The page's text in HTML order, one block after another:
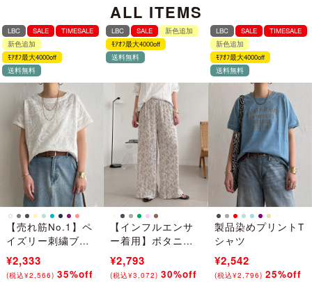
ALL ITEMS
LBC SALE
TIMESALE
新色追加
ﾓｱｵﾌ最大4000off
送料無料
【売れ筋No.1】ペ
イズリー刺繍ブラ
ウス
¥3,590
(税込 ¥3,949) →
¥2,333
(税込¥2,566) 35%off
LBC SALE
新色追加
ﾓｱｵﾌ最大4000off
送料無料
【インフルエンサ
ー着用】ボタニカ
ルプリントプリー
ツパンツ
¥3,990
(税込¥4,389) →
¥2,793
(税込¥3,072) 30%off
LBC SALE
TIMESALE
新色追加
ﾓｱｵﾌ最大4000off
送料無料
製品染めプリントT
シャツ
¥3,390
(税込 ¥3,729) →
¥2,542
(税込¥2,796) 25%off